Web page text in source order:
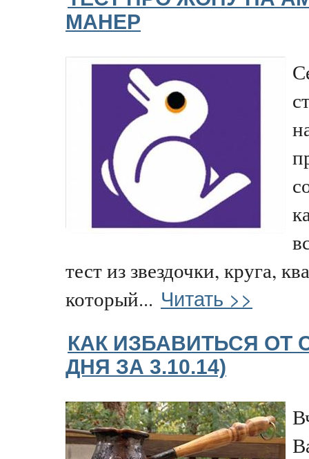
МАНЕР
тест из звездочки, круга,
который... Читать >>
КАК ИЗБАВИТЬСЯ ОТ
ДНЯ ЗА 3.10.14)